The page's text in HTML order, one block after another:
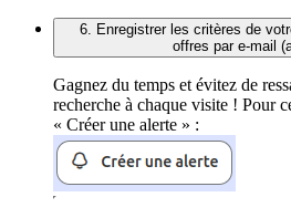
6. Enregistrer les critères de
offres par e-mail
Gagnez du temps et évitez de
recherche à chaque visite ! Pour
« Créer une alerte » :